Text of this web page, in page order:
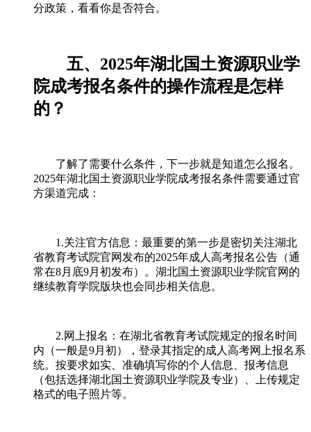
分政策，看看你是否符合。
五、2025年湖北国土资源职业学
院成考报名条件的操作流程是怎样
的？
了解了需要什么条件，下一步就是知道怎么报名。
2025年湖北国土资源职业学院成考报名条件需要通过官
方渠道完成：
1.关注官方信息：最重要的第一步是密切关注湖北
省教育考试院官网发布的2025年成人高考报名公告（通
常在8月底9月初发布）。湖北国土资源职业学院官网的
继续教育学院版块也会同步相关信息。
2.网上报名：在湖北省教育考试院规定的报名时间
内（一般是9月初），登录其指定的成人高考网上报名系
统。按要求如实、准确填写你的个人信息、报考信息
（包括选择湖北国土资源职业学院及专业）、上传规定
格式的电子照片等。